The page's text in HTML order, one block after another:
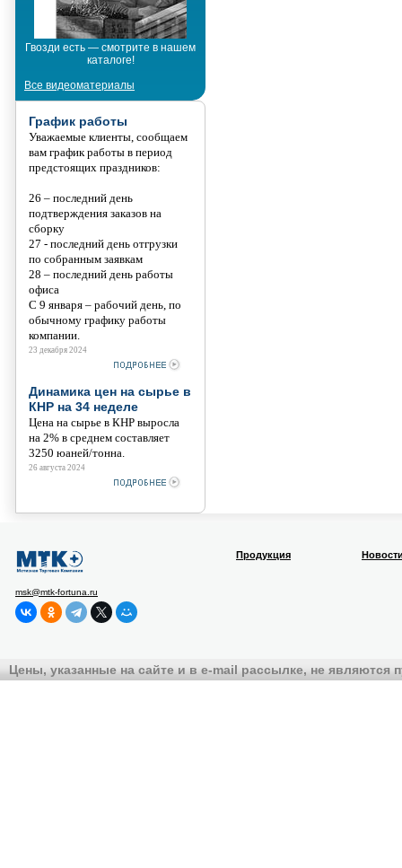
Гвозди есть — смотрите в нашем
каталоге!
Все видеоматериалы
График работы
Уважаемые клиенты, сообщаем
вам график работы в период
предстоящих праздников:
26 – последний день
подтверждения заказов на
сборку
27 - последний день отгрузки
по собранным заявкам
28 – последний день работы
офиса
С 9 января – рабочий день, по
обычному графику работы
компании.
23 декабря 2024
Динамика цен на сырье в
КНР на 34 неделе
Цена на сырье в КНР выросла
на 2% в среднем составляет
3250 юаней/тонна.
26 августа 2024
msk@mtk-fortuna.ru
Продукция
Цены, указанные на сайте и в e-mail рассылке, не являются